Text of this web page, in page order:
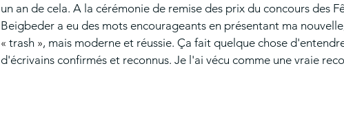
un an de cela. A la cérémonie de remise des prix du concours des
Beigbeder a eu des mots encourageants en présentant ma
« trash », mais moderne et réussie. Ça fait quelque chose
d'écrivains confirmés et reconnus. Je l'ai vécu comme une vraie